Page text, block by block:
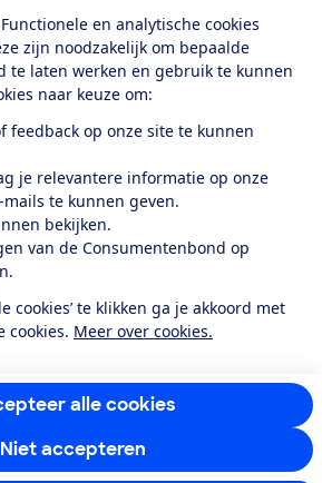
en analytische cookies
zijn noodzakelijk om bepaalde
te laten werken en gebruik te kunnen
naar keuze om:
feedback op onze site te kunnen
je relevantere informatie op onze
te kunnen geven.
bekijken.
van de Consumentenbond op
cookies’ te klikken ga je akkoord met
cookies. Meer over cookies.
alle cookies
Niet accepteren
over de
Privacyverklaring
feed nieuws
Facebook
TwitterInstagram
YoutubeLinkedIn
de Consumentenbondmet gemiddeld